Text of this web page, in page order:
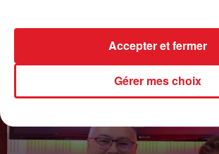
Gérer mes choix
Accepter et fermer